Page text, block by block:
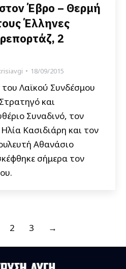
Έβρο – Θερμή
Έλληνες
2
18/09/2015
Λαϊκού Συνδέσμου
και
Συναδινό, τον
Κασιδιάρη και τον
Αθανάσιο
σήμερα τον
2 3 →